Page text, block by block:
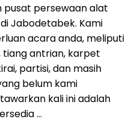
pusat persewaan alat
Jabodetabek. Kami
acara anda, meliputi
tiang antrian, karpet
partisi, dan masih
belum kami
kali ini adalah
…